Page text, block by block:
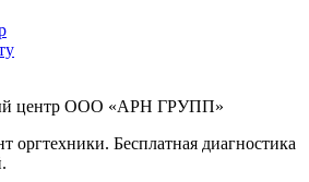
центр ООО «АРН ГРУПП»
оргтехники. Бесплатная диагностика